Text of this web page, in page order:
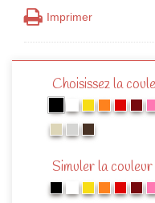
Imprimer
Choisissez la
Simuler la couleur